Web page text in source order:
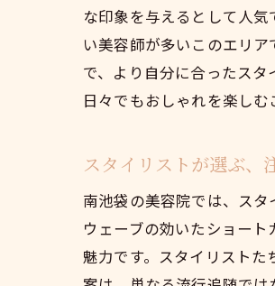
な印象を与えるとして人
い美容師が多いこのエリ
で、より自分に合ったス
日々でもおしゃれを楽しむ
スタイリストが選ぶ、
南池袋の美容院では、ス
ウェーブの効いたショー
魅力です。スタイリスト